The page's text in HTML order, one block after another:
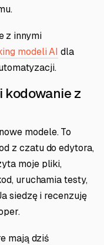
z innymi
modeli AI dla
kodowanie z
modele. To
z czatu do edytora,
moje pliki,
uruchamia testy,
siedzę i recenzuję
mają dziś